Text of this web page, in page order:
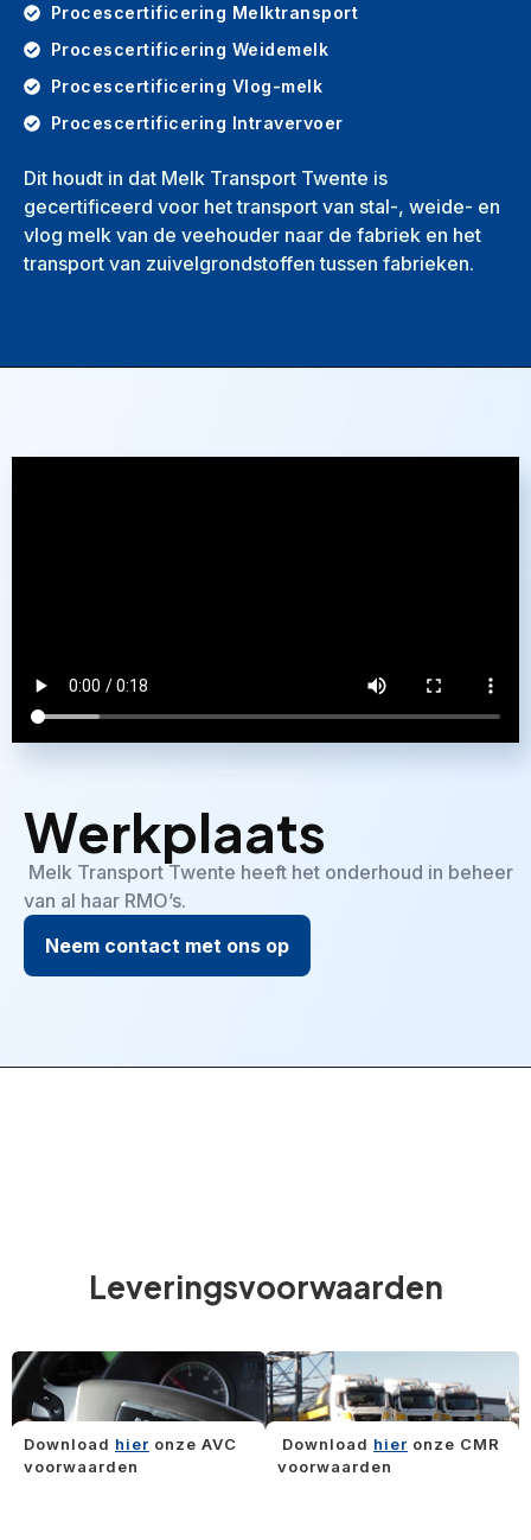
Procescertificering Melktransport
Procescertificering Weidemelk
Procescertificering Vlog-melk
Procescertificering Intravervoer
Dit houdt in dat Melk Transport Twente is
gecertificeerd voor het transport van stal-, weide- en
vlog melk van de veehouder naar de fabriek en het
transport van zuivelgrondstoffen tussen fabrieken.
Werkplaats
Melk Transport Twente heeft het onderhoud in beheer
van al haar RMO’s.
Neem contact met ons op
Leveringsvoorwaarden
Download hier onze AVC
voorwaarden
Download hier onze CMR
voorwaarden